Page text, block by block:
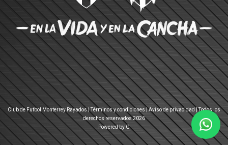
Club de Futbol Monterrey Rayados |Términos y condiciones |Aviso de privacidad | Todos los
derechos reservados 2026
Powered by G